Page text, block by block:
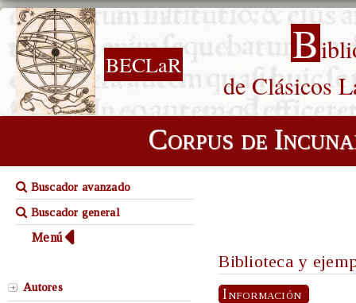
BECLaR B
de Clásicos
Corpus de
Buscador avanzado
Buscador general
Menú
Autores
Biblioteca y
Información